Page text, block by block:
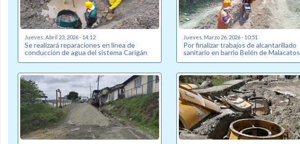
Jueves, Abril 23, 2026 - 14:12
Se realizará reparaciones en línea de
conducción de agua del sistema Carigán
Jueves, Marzo 26, 2026 - 10:51
Por finalizar trabajos de alcantarillado
sanitario en barrio Belén de Malacatos